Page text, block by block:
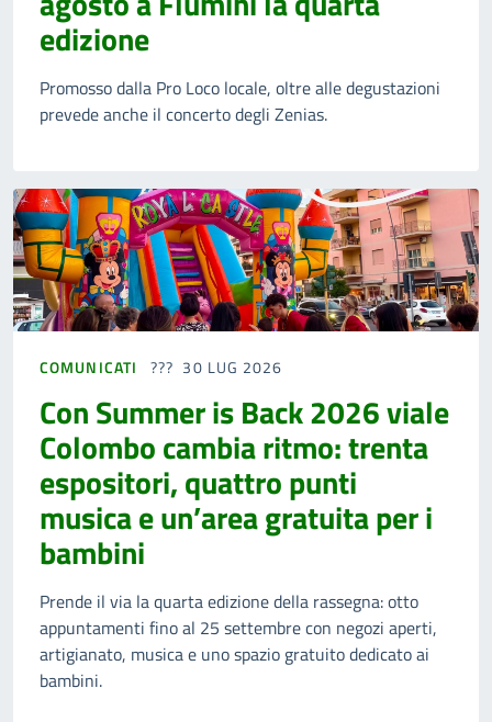
edizione
Promosso dalla Pro Loco locale, oltre alle degustazioni
prevede anche il concerto degli Zenias.
COMUNICATI 30 LUG 2026
Con Summer is Back 2026 viale
Colombo cambia ritmo: trenta
espositori, quattro punti
musica e un’area gratuita per i
bambini
Prende il via la quarta edizione della rassegna: otto
appuntamenti fino al 25 settembre con negozi aperti,
artigianato, musica e uno spazio gratuito dedicato ai
bambini.